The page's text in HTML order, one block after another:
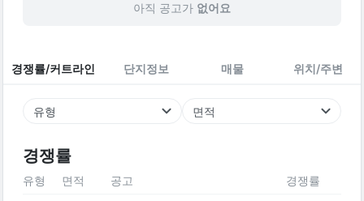
아직 공고가 없어요
경쟁률/커트라인 단지정보 매물 위치/주변
유형 면적
경쟁률
유형 면적 공고 경쟁률